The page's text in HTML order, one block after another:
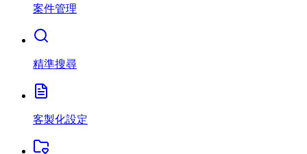
案件管理
精準搜尋
客製化設定